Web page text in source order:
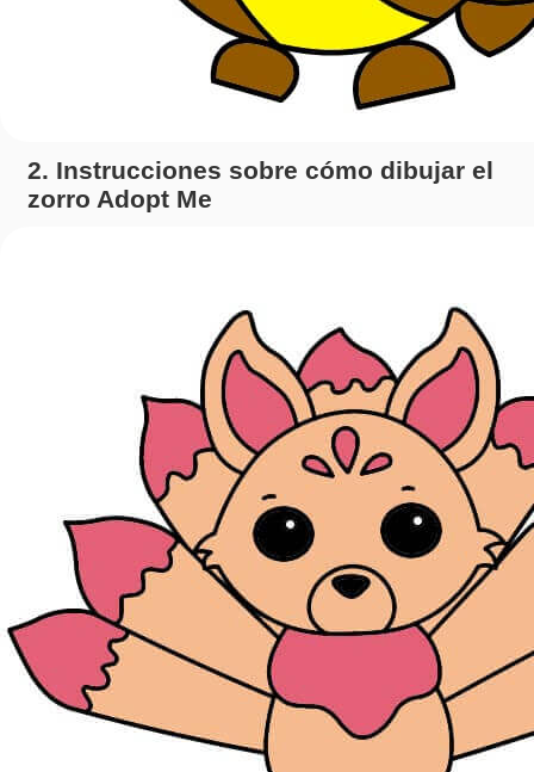
2. Instrucciones sobre cómo dibujar el
zorro Adopt Me